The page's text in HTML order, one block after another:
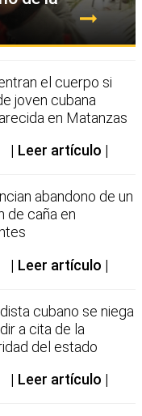
el cuerpo si
joven cubana
en Matanzas
Leer artículo
abandono de un
de caña en
Leer artículo
cubano se niega
a cita de la
del estado
Leer artículo